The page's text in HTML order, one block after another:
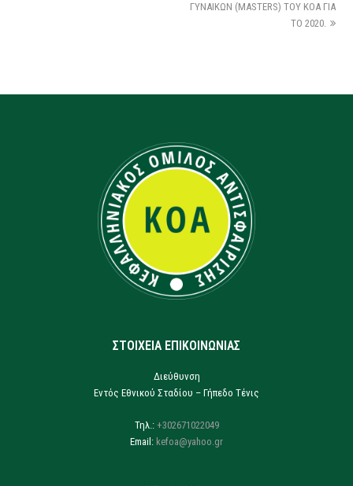
ΓΥΝΑΙΚΩΝ (MASTERS) ΤΟΥ ΚΟΑ ΓΙΑ
ΤΟ 2020.
ΣΤΟΙΧΕΙΑ ΕΠΙΚΟΙΝΩΝΙΑΣ
Διεύθυνση
Εντός Εθνικού Σταδίου – Γήπεδο Τένις
Τηλ.: +302671022049
Email: kefoa@yahoo.gr